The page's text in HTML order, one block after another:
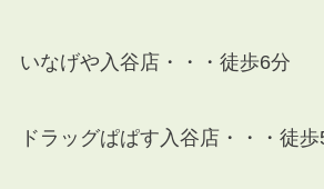
いなげや入谷店・・・徒歩6分
ドラッグぱぱす入谷店・・・徒歩